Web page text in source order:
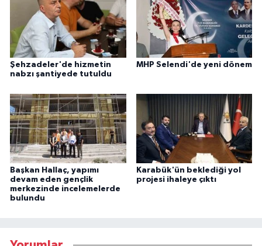
Şehzadeler'de hizmetin
nabzı şantiyede tutuldu
MHP Selendi'de yeni dönem
Başkan Hallaç, yapımı
devam eden gençlik
merkezinde incelemelerde
bulundu
Karabük'ün beklediği yol
projesi ihaleye çıktı